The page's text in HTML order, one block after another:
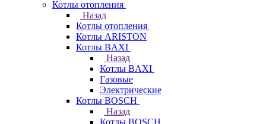
Котлы отопления
Назад
Котлы отопления
Котлы ARISTON
Котлы BAXI
Назад
Котлы BAXI
Газовые
Электрические
Котлы BOSCH
Назад
Котлы BOSCH